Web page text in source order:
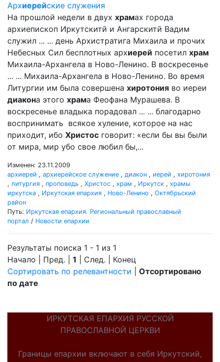
Архиерейские служения
На прошлой недели в двух храмах города
архиепископ Иркутскитй и Ангарскитй Вадим
служил ... ... день Архистратига Михаила и прочих
Небесных Сил бесплотных архиерей посетил храм
Михаила-Архангела в Ново-Ленино. В воскресенье
... ... Михаила-Архангела в Ново-Ленино. Во время
Литургии им была совершена хиротония во иереи
диакона этого храма Феофана Мурашева. В
воскресенье владыка порадовал ... ... благодарно
воспринимать всякое хуление, которое на нас
приходит, ибо Христос говорит: «если бы вы были
от мира, мир убо свое любил бы,...
Изменен: 23.11.2009
архиерей , архиерейское служение , диакон , иерей , хиротония
, литургия , проповедь , Христос , храм , Иркутск , храмы
иркутска , Иркутская епархия , Ново-Ленино , Октябрьский
район
Путь: Иркутская епархия. Региональный православный
портал / Новости епархии
Результаты поиска 1 - 1 из 1
Начало | Пред. | 1 | След. | Конец
Сортировать по релевантности
Отсортировано
по дате
ИРКУТСКАЯ ЕПАРХИЯ РУССКОЙ
ПРАВОСЛАВНОЙ ЦЕРКВИ
Границы епархии включают в себя Иркутский,